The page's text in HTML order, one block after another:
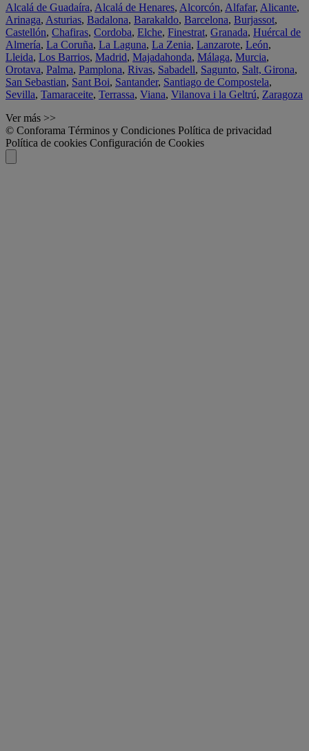
Alcalá de Guadaíra, Alcalá de Henares, Alcorcón, Alfafar, Alicante,
Arinaga, Asturias, Badalona, Barakaldo, Barcelona, Burjassot,
Castellón, Chafiras, Cordoba, Elche, Finestrat, Granada, Huércal de
Almería, La Coruña, La Laguna, La Zenia, Lanzarote, León,
Lleida, Los Barrios, Madrid, Majadahonda, Málaga, Murcia,
Orotava, Palma, Pamplona, Rivas, Sabadell, Sagunto, Salt, Girona,
San Sebastian, Sant Boi, Santander, Santiago de Compostela,
Sevilla, Tamaraceite, Terrassa, Viana, Vilanova i la Geltrú, Zaragoza
Ver más >>
© Conforama Términos y Condiciones Política de privacidad
Política de cookies Configuración de Cookies